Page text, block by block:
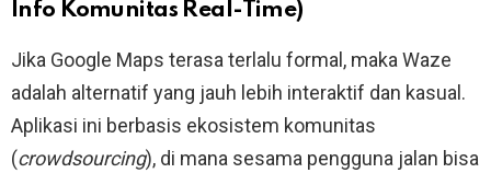
Info Komunitas Real-Time)
Jika Google Maps terasa terlalu formal, maka Waze
adalah alternatif yang jauh lebih interaktif dan kasual.
Aplikasi ini berbasis ekosistem komunitas
(crowdsourcing), di mana sesama pengguna jalan bisa